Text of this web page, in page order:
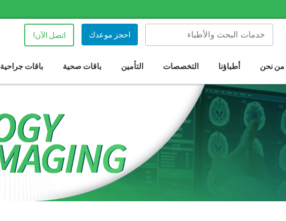
احجز موعدك اتصل الآن!
من نحن أطباؤنا التخصصات التأمين باقات صحية باقات جراحية